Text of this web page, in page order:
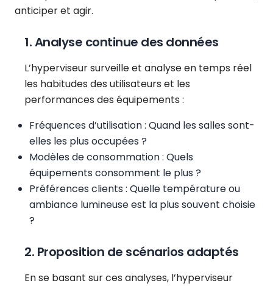
anticiper et agir.
1. Analyse continue des données
L’hyperviseur surveille et analyse en temps réel
les habitudes des utilisateurs et les
performances des équipements :
Fréquences d’utilisation : Quand les salles sont-
elles les plus occupées ?
Modèles de consommation : Quels
équipements consomment le plus ?
Préférences clients : Quelle température ou
ambiance lumineuse est la plus souvent choisie
?
2. Proposition de scénarios adaptés
En se basant sur ces analyses, l’hyperviseur